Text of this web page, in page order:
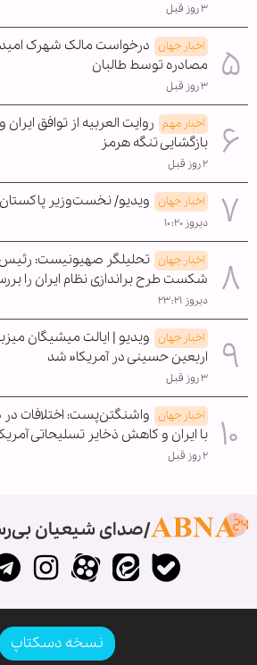
۳ روز قبل
اخبار جهان درخواست مالک شهرک امید
مصادره توسط طالبان
۳ روز قبل
اخبار مهم روایت العربیه از توافق
بازگشایی تنگه هرمز
۲ روز قبل
اخبار جهان ویدیو/ نخست‌وزیر
دیروز ۱۰:۲۰
اخبار جهان تحلیلگر صهیونیست: رئیس
شکست طرح براندازی نظام ایران را
دیروز ۲۳:۲۱
اخبار جهان ویدیو | ایالت میشیگان
اربعین حسینی در آمریکا« شد
۳ روز قبل
اخبار جهان واشنگتن‌پست: اختلافات
با ایران و کاهش ذخایر تسلیحاتی
۲ روز قبل
صدای شیعیان
نسخه دسکتاپ